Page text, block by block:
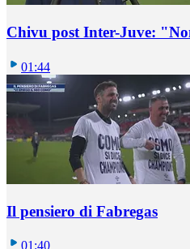
Chivu post Inter-Juve:
01:44
Il pensiero di Fabregas
01:40